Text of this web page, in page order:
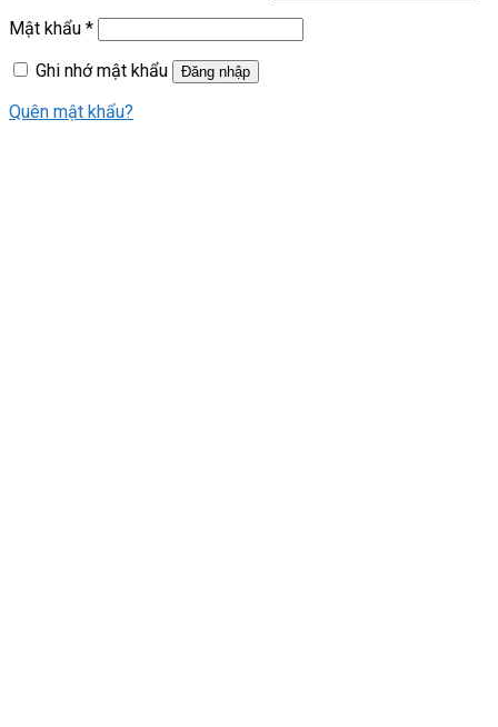
Mật khẩu *
Ghi nhớ mật khẩu
Đăng nhập
Quên mật khẩu?